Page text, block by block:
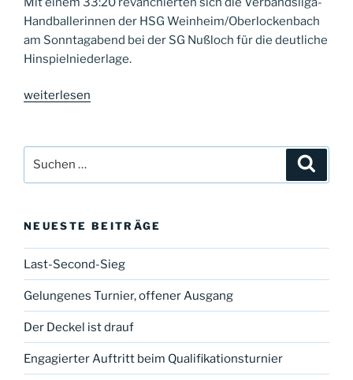
Handballerinnen der HSG Weinheim/Oberlockenbach
am Sonntagabend bei der SG Nußloch für die deutliche
Hinspielniederlage.
„Revanche
weiterlesen
nach:
NEUESTE BEITRÄGE
Last-Second-Sieg
Gelungenes Turnier, offener Ausgang
Der Deckel ist drauf
Engagierter Auftritt beim Qualifikationsturnier